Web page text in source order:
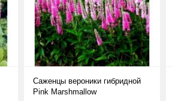
Саженцы вероники гибридной
Pink Marshmallow